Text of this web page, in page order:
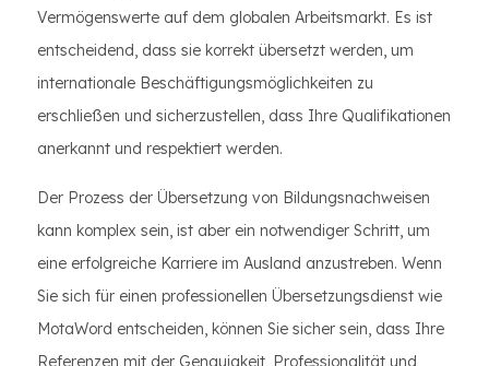
Vermögenswerte auf dem globalen Arbeitsmarkt. Es ist
entscheidend, dass sie korrekt übersetzt werden, um
internationale Beschäftigungsmöglichkeiten zu
erschließen und sicherzustellen, dass Ihre Qualifikationen
anerkannt und respektiert werden.
Der Prozess der Übersetzung von Bildungsnachweisen
kann komplex sein, ist aber ein notwendiger Schritt, um
eine erfolgreiche Karriere im Ausland anzustreben. Wenn
Sie sich für einen professionellen Übersetzungsdienst wie
MotaWord entscheiden, können Sie sicher sein, dass Ihre